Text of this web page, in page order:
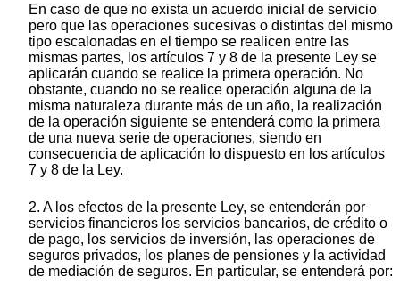
En caso de que no exista un acuerdo inicial de servicio
pero que las operaciones sucesivas o distintas del mismo
tipo escalonadas en el tiempo se realicen entre las
mismas partes, los artículos 7 y 8 de la presente Ley se
aplicarán cuando se realice la primera operación. No
obstante, cuando no se realice operación alguna de la
misma naturaleza durante más de un año, la realización
de la operación siguiente se entenderá como la primera
de una nueva serie de operaciones, siendo en
consecuencia de aplicación lo dispuesto en los artículos
7 y 8 de la Ley.
2. A los efectos de la presente Ley, se entenderán por
servicios financieros los servicios bancarios, de crédito o
de pago, los servicios de inversión, las operaciones de
seguros privados, los planes de pensiones y la actividad
de mediación de seguros. En particular, se entenderá por: